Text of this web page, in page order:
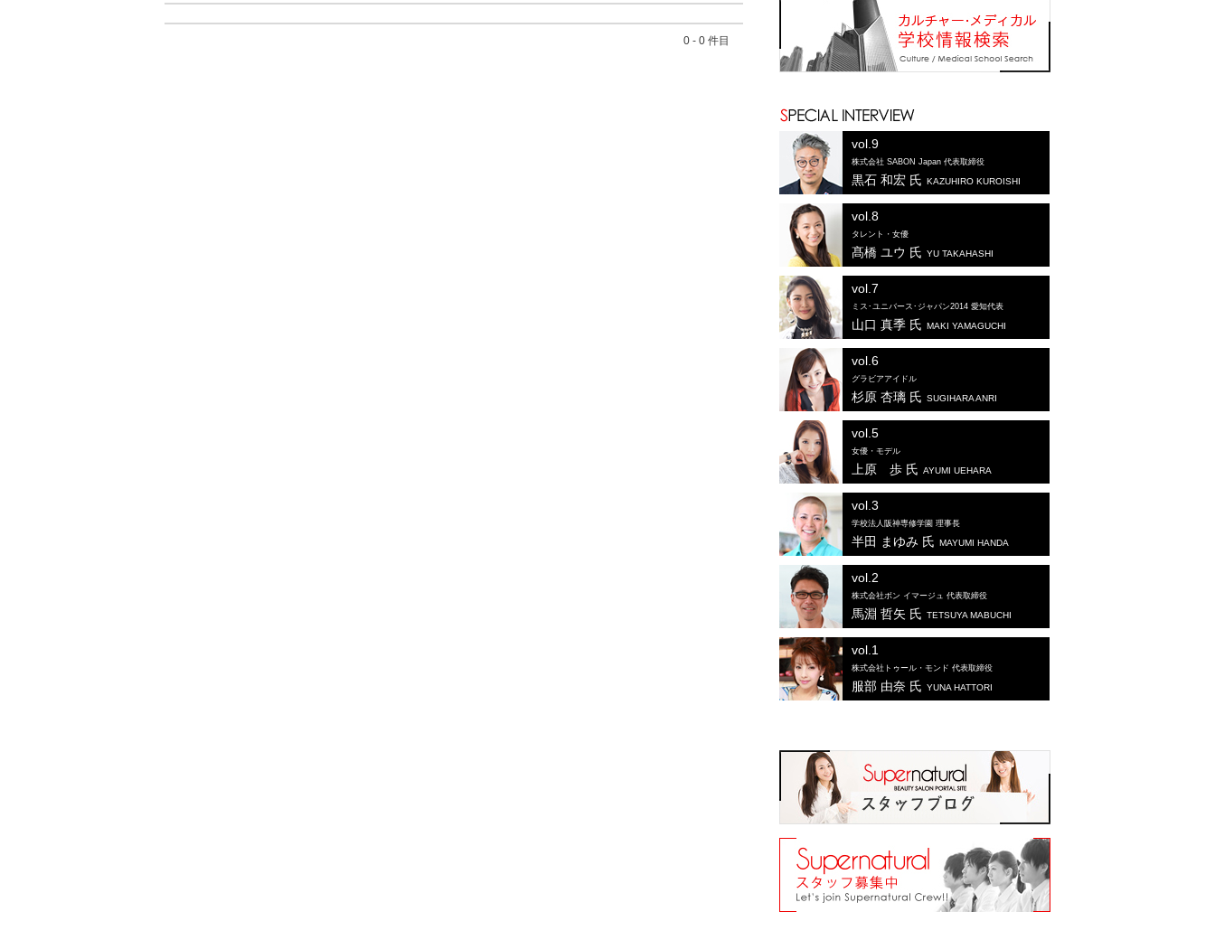
0 - 0 件目
vol.9
株式会社 SABON Japan 代表取締役
黒石 和宏 氏 KAZUHIRO KUROISHI
vol.8
タレント・女優
髙橋 ユウ 氏 YU TAKAHASHI
vol.7
ミス･ユニバース･ジャパン2014 愛知代表
山口 真季 氏 MAKI YAMAGUCHI
vol.6
グラビアアイドル
杉原 杏璃 氏 SUGIHARA ANRI
vol.5
女優・モデル
上原 歩 氏 AYUMI UEHARA
vol.3
学校法人阪神専修学園 理事長
半田 まゆみ 氏 MAYUMI HANDA
vol.2
株式会社ボン イマージュ 代表取締役
馬淵 哲矢 氏 TETSUYA MABUCHI
vol.1
株式会社トゥール・モンド 代表取締役
服部 由奈 氏 YUNA HATTORI